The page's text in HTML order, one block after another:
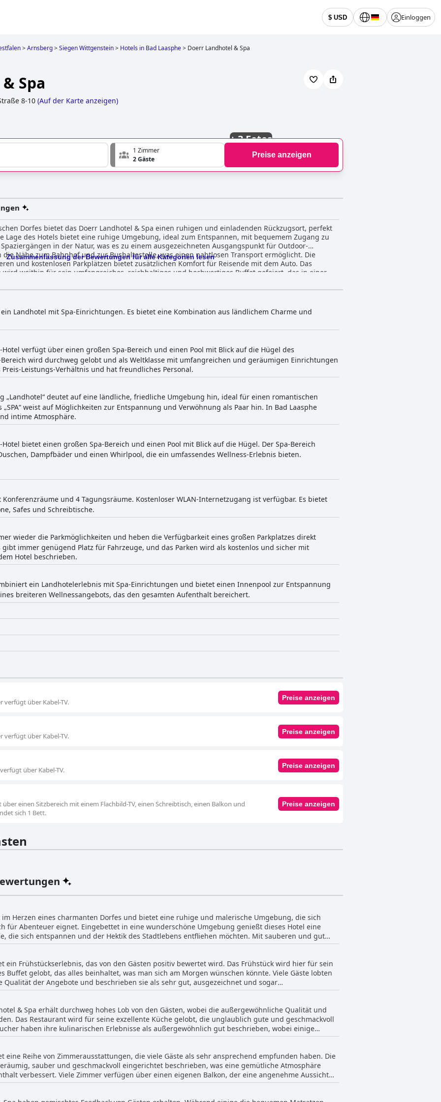
$ USD Einloggen
>Arnsberg>Siegen Wittgenstein> Hotels in Bad Laasphe> Doerr Landhotel & Spa
Spa
8-10 (Auf der Karte anzeigen)
+3 Fotos
1 Zimmer
2 Gäste
Preise anzeigen
Dorfes bietet das Doerr Landhotel & Spa einen ruhigen und einladenden Rückzugsort, perfekt
Lage des Hotels bietet eine ruhige Umgebung, ideal zum Entspannen, mit bequemem Zugang zu
in der Natur, was es zu einem ausgezeichneten Ausgangspunkt für Outdoor-
die Nähe zum Bahnhof und zur Bushaltestelle, was einen nahtlosen Transport ermöglicht. Die
und kostenlosen Parkplätzen bietet zusätzlichen Komfort für Reisende mit dem Auto. Das
wird weithin für sein umfangreiches, reichhaltiges und hochwertiges Buffet gefeiert, das in einer
serviert wird. Viele loben die frisch zubereiteten Spiegeleier und den köstlichen Kaffee,
Optionen und längere Öffnungszeiten am Wochenende wünschen. Der Abendessenservice wird
außergewöhnlich guten Küche und dem aufmerksamen Personal schwärmen. Frische, regionale
die Abendessen zu einem unvergesslichen Erlebnis. Die Zimmer im Doerr Landhotel &
sauber und geschmackvoll eingerichtet beschrieben, viele davon mit eigenem Balkon. Moderne
und Whirlpool-Badewannen werden als willkommene Ergänzungen geschätzt. Trotz kleinerer
Holzböden und einigen veralteten Möbeln, ist der Gesamteindruck ein gemütliches, rustikales und
des Hotels zeichnet sich durch seine Sauberkeit, Größe und Vielfalt aus und bietet Saunen,
Makellose Sauberkeit ist ein weiteres Kennzeichen des Doerr
als auch die allgemeinen Einrichtungen auf hohem Niveau gehalten werden. Das Personal
und Professionalität gelobt, was wesentlich zur einladenden und angenehmen
weithin als Weltklasse mit umfangreichen Angeboten gilt, bleibt der Pool, obwohl er von einigen
Merkmal, das zum allgemeinen Entspannungserlebnis beiträgt. Die Gästebewertungen zu
sie als bequem empfinden, während andere sie als veraltet und unbequem betrachten. Die
ebenfalls unterschiedliche Meinungen aus, wobei einige Gäste das Gefühl haben, dass das Hotel
kleinen Mängel zeichnet sich das Doerr Landhotel & Spa
und gemütlichen Ambientes aus, das ideal für Paare und alle ist, die einen ruhigen Rückzugsort
suchen.
Zusammenfassung der Bewertungen für alle Kategorien lesen
ein Landhotel mit Spa-Einrichtungen. Es bietet eine Kombination aus ländlichem Charme und
Hotel verfügt über einen großen Spa-Bereich und einen Pool mit Blick auf die Hügel des
wird durchweg gelobt und als Weltklasse mit umfangreichen und geräumigen Einrichtungen
Leistungs-Verhältnis und hat freundliches Personal.
„Landhotel“ deutet auf eine ländliche, friedliche Umgebung hin, ideal für einen romantischen
weist auf Möglichkeiten zur Entspannung und Verwöhnung als Paar hin. In Bad Laasphe
intime Atmosphäre.
Hotel bietet einen großen Spa-Bereich und einen Pool mit Blick auf die Hügel. Der Spa-Bereich
Dampfbäder und einen Whirlpool, die ein umfassendes Wellness-Erlebnis bieten.
Konferenzräume und 4 Tagungsräume. Kostenloser WLAN-Internetzugang ist verfügbar. Es bietet
Safes und Schreibtische.
wieder die Parkmöglichkeiten und heben die Verfügbarkeit eines großen Parkplatzes direkt
gibt immer genügend Platz für Fahrzeuge, und das Parken wird als kostenlos und sicher mit
Hotel beschrieben.
ein Landhotelerlebnis mit Spa-Einrichtungen und bietet einen Innenpool zur Entspannung
breiteren Wellnessangebots, das den gesamten Aufenthalt bereichert.
verfügt über Kabel-TV.
Preise anzeigen
verfügt über Kabel-TV.
Preise anzeigen
über Kabel-TV.
Preise anzeigen
einen Sitzbereich mit einem Flachbild-TV, einen Schreibtisch, einen Balkon und
sich 1 Bett.
Preise anzeigen
im Herzen eines charmanten Dorfes und bietet eine ruhige und malerische Umgebung, die sich
für Abenteuer eignet. Eingebettet in eine wunderschöne Umgebung genießt dieses Hotel eine
die sich entspannen und der Hektik des Stadtlebens entfliehen möchten. Mit sauberen und gut
ausgezeichneter Ausgangspunkt für Wanderer und Outdoor-Enthusiasten, da es direkten Zugang
vor der Tür bietet. Die Lage zeichnet sich durch eine gute Erreichbarkeit
Bahnhof und in bequemer Nähe zu einer Bushaltestelle liegt, was nahtlose Transportmöglichkeiten
Hauptstraße liegt, was einen zusätzlichen Komfort bietet, bleibt es ein friedlicher Rückzugsort
Umgebung ideal zum Ausruhen, Wandern, Spazierengehen, Entspannen, Lesen und Auftanken,
vorhanden, was einen zusätzlichen Komfort für Reisende
Hotels im malerischen Hügelland ermöglicht es den Besuchern, die landschaftliche Schönheit der
egal ob sie eine Wanderung unternehmen oder einfach nur die ruhige, beschauliche Landschaft
ein Frühstückserlebnis, das von den Gästen positiv bewertet wird. Das Frühstück wird hier für sein
Buffet gelobt, das alles beinhaltet, was man sich am Morgen wünschen könnte. Viele Gäste lobten
Qualität der Angebote und beschrieben sie als sehr gut, ausgezeichnet und sogar
Spiegeleier und überraschend leckerer Kaffee aus dem Automaten tragen zur Attraktivität der
sodass sich die Gäste wie zu Hause fühlen. Ein kleiner Verbesserungspunkt könnte jedoch die
Optionen und die Verlängerung der Frühstückszeiten an Wochenenden sein. Insgesamt ist das
reichhaltig, schmackhaft und wurde für seine Vielfalt und Qualität gelobt.
& Spa erhält durchweg hohes Lob von den Gästen, wobei die außergewöhnliche Qualität und
Das Restaurant wird für seine exzellente Küche gelobt, die unglaublich gute und geschmackvoll
haben ihre kulinarischen Erlebnisse als außergewöhnlich gut beschrieben, wobei einige
zu haben. Die À-la-carte-Optionen und mehrgängigen Menüs werden besonders für ihre
Service des Restaurants als sehr
und motivierte Personal unterstreicht. Frische und regionale Zutaten tragen zu den
wie Filetsteak und Forelle das Talent des Küchenchefs hervorheben. Insgesamt wird das
hervorragendes und super leckeres Essen empfohlen, was es zu einem Muss für jeden Hotelgast
herzhafte Frühstück das exzellente Abendessen und sorgt dafür, dass die Gäste ihren Tag mit
und beenden.
eine Reihe von Zimmerausstattungen, die viele Gäste als sehr ansprechend empfunden haben. Die
sauber und geschmackvoll eingerichtet beschrieben, was eine gemütliche Atmosphäre
verbessert. Viele Zimmer verfügen über einen eigenen Balkon, der eine angenehme Aussicht
die modernen Annehmlichkeiten wie Fußbodenheizung
Badewannen in bestimmten Zimmern. Die Zimmer spiegeln einen rustikalen Landhausstil wider,